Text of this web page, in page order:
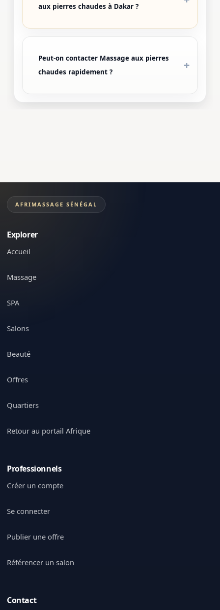
aux pierres chaudes à Dakar ?
Peut-on contacter Massage aux pierres
chaudes rapidement ?
AFRIMASSAGE SÉNÉGAL
Explorer
Accueil
Massage
SPA
Salons
Beauté
Offres
Quartiers
Retour au portail Afrique
Professionnels
Créer un compte
Se connecter
Publier une offre
Référencer un salon
Contact